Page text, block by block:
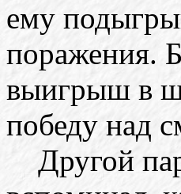
ему
поражения.
выигрыш в
победу над
Другой